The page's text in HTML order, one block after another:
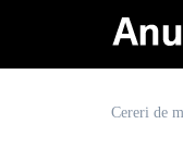
Cereri de